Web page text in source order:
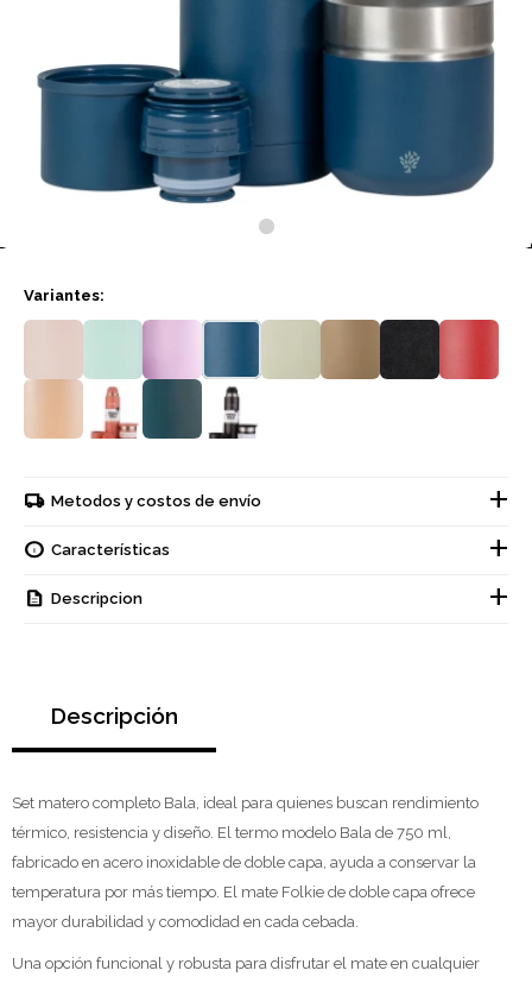
Variantes:
Metodos y costos de envío
Características
Descripcion
Descripción
Set matero completo Bala, ideal para quienes buscan rendimiento
térmico, resistencia y diseño. El termo modelo Bala de 750 ml,
fabricado en acero inoxidable de doble capa, ayuda a conservar la
temperatura por más tiempo. El mate Folkie de doble capa ofrece
mayor durabilidad y comodidad en cada cebada.
Una opción funcional y robusta para disfrutar el mate en cualquier